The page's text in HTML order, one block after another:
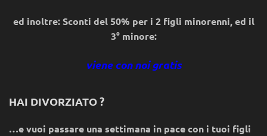
ed inoltre: Sconti del 50% per i 2 figli minorenni, ed il
3° minore:
viene con noi gratis
HAI DIVORZIATO ?
…e vuoi passare una settimana in pace con i tuoi figli